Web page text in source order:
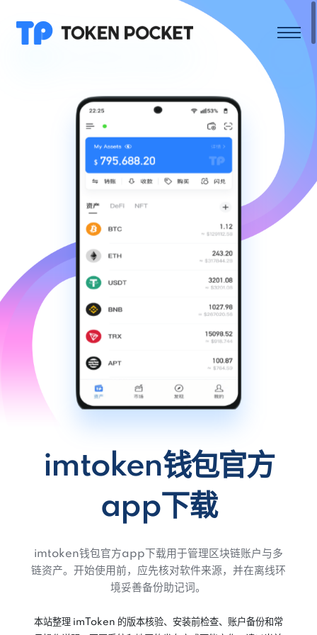
imtoken钱包官方
app下载
imtoken钱包官方app下载用于管理区块链账户与多
链资产。开始使用前，应先核对软件来源，并在离线环
境妥善备份助记词。
本站整理 imToken 的版本核验、安装前检查、账户备份和常